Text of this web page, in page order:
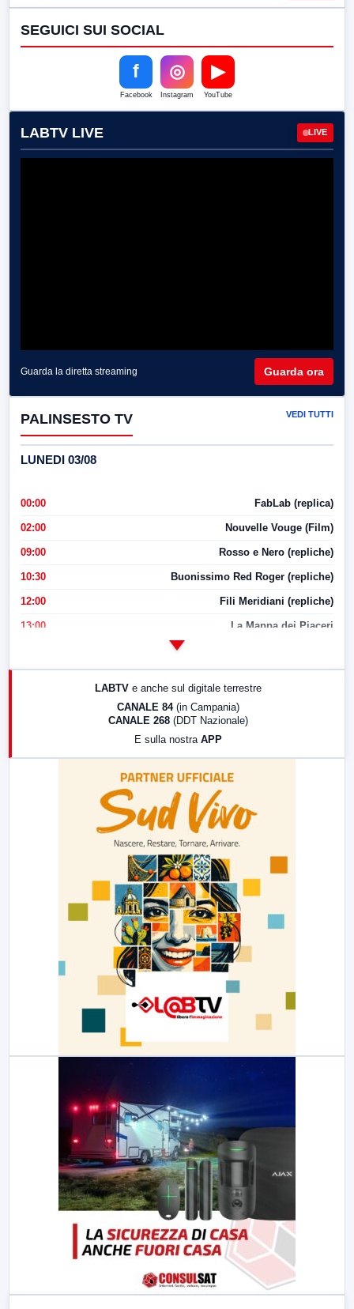
SEGUICI SUI SOCIAL
f
Facebook
◎
Instagram
▶
YouTube
LABTV LIVE LIVE
Guarda la diretta streaming Guarda ora
PALINSESTO TV VEDI TUTTI
LUNEDI 03/08
00:00 FabLab (replica)
02:00 Nouvelle Vouge (Film)
09:00 Rosso e Nero (repliche)
10:30 Buonissimo Red Roger (repliche)
12:00 Fili Meridiani (repliche)
13:00 La Mappa dei Piaceri
17:00 LabNews (replica)
LABTV e anche sul digitale terrestre
CANALE 84 (in Campania)
CANALE 268 (DDT Nazionale)
E sulla nostra APP